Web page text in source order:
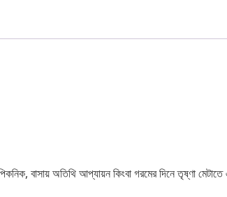
বাসায় অতিথি আপ্যায়ন কিংবা গরমের দিনে তৃষ্ণা মেটাতে